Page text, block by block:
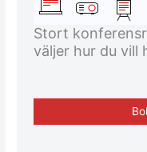
Stort
väljer hur du vill